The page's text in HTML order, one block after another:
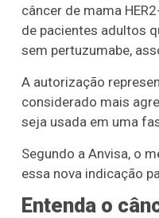
câncer de mama
de pacientes adultos
sem pertuzumabe,
A autorização
considerado mais
seja usada em uma
Segundo a Anvisa, o
essa nova indicação
Entenda o